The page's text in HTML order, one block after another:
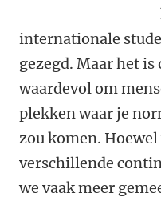
internationale
gezegd. Maar het
waardevol om
plekken waar je
zou komen.
verschillende
we vaak meer